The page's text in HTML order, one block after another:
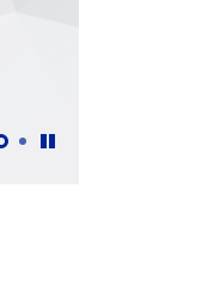
Opširnije